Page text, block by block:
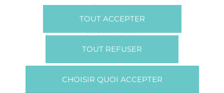
Commerces
Bureaux
RÉFÉRENCES
SUR NOUS
Presse
TOUT ACCEPTER
TOUT REFUSER
CHOISIR QUOI ACCEPTER